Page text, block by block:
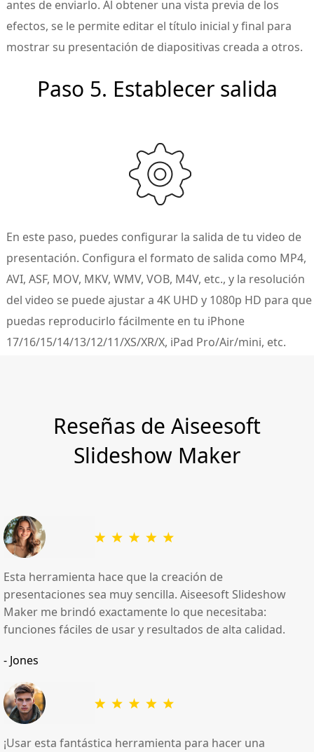
antes de enviarlo. Al obtener una vista previa de los
efectos, se le permite editar el título inicial y final para
mostrar su presentación de diapositivas creada a otros.
Paso 5. Establecer salida
En este paso, puedes configurar la salida de tu video de
presentación. Configura el formato de salida como MP4,
AVI, ASF, MOV, MKV, WMV, VOB, M4V, etc., y la resolución
del video se puede ajustar a 4K UHD y 1080p HD para que
puedas reproducirlo fácilmente en tu iPhone
17/16/15/14/13/12/11/XS/XR/X, iPad Pro/Air/mini, etc.
Reseñas de Aiseesoft
Slideshow Maker
Esta herramienta hace que la creación de
presentaciones sea muy sencilla. Aiseesoft Slideshow
Maker me brindó exactamente lo que necesitaba:
funciones fáciles de usar y resultados de alta calidad.
- Jones
¡Usar esta fantástica herramienta para hacer una